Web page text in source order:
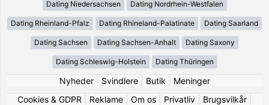
Dating Niedersachsen Dating Nordrhein-Westfalen
Dating Rheinland-Pfalz Dating Rhineland-Palatinate Dating Saarland
Dating Sachsen Dating Sachsen-Anhalt Dating Saxony
Dating Schleswig-Holstein Dating Thüringen
Nyheder| Svindlere| Butik
Meninger
Cookies & GDPR
Reklame| Om os| Privatliv| Brugsvilkår|